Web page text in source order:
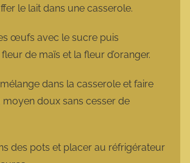
le lait dans une casserole.
œufs avec le sucre puis
de maïs et la fleur d’oranger.
dans la casserole et faire
moyen doux sans cesser de
des pots et placer au réfrigérateur